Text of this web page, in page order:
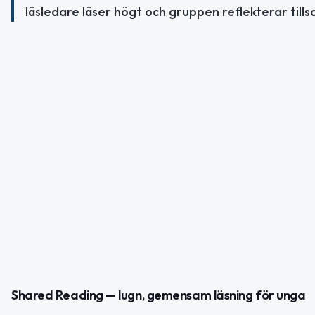
läsledare läser högt och gruppen reflekterar
Shared Reading — lugn, gemensam läsning för unga